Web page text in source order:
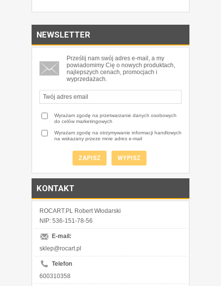
NEWSLETTER
Prześlij nam swój adres e-mail, a my
powiadomimy Cię o nowych produktach,
najlepszych cenach, promocjach i
wyprzedażach.
Wyrażam zgodę na przetwarzanie danych osobowych
do celów marketingowych
Wyrażam zgodę na otrzymywanie informacji handlowych
na wskazany przeze mnie adres e-mail
KONTAKT
ROCART.PL Robert Włodarski
NIP: 536-151-78-56
E-mail:
sklep@rocart.pl
Telefon
600310358